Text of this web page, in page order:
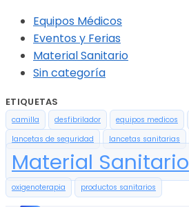
Equipos Médicos
Eventos y Ferias
Material Sanitario
Sin categoría
ETIQUETAS
camilla desfibrilador equipos medicos
lancetas de seguridad
lancetas sanitarias
Material Sanitario
oxigenoterapia
productos sanitarios